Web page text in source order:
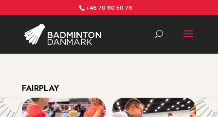
+45 70 60 50 76
MERCH
FAIRPLAY